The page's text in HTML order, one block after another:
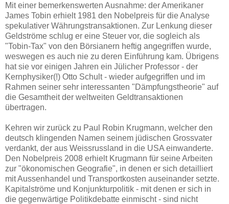
Mit einer bemerkenswerten Ausnahme: der Amerikaner
James Tobin erhielt 1981 den Nobelpreis für die Analyse
spekulativer Währungstransaktionen. Zur Lenkung dieser
Geldströme schlug er eine Steuer vor, die sogleich als
"Tobin-Tax" von den Börsianern heftig angegriffen wurde,
weswegen es auch nie zu deren Einführung kam. Übrigens
hat sie vor einigen Jahren ein Jülicher Professor - der
Kernphysiker(!) Otto Schult - wieder aufgegriffen und im
Rahmen seiner sehr interessanten "Dämpfungstheorie" auf
die Gesamtheit der weltweiten Geldtransaktionen
übertragen.
Kehren wir zurück zu Paul Robin Krugmann, welcher den
deutsch klingenden Namen seinem jüdischen Grossvater
verdankt, der aus Weissrussland in die USA einwanderte.
Den Nobelpreis 2008 erhielt Krugmann für seine Arbeiten
zur "ökonomischen Geografie", in denen er sich detailliert
mit Aussenhandel und Transportkosten auseinander setzte.
Kapitalströme und Konjunkturpolitik - mit denen er sich in
die gegenwärtige Politikdebatte einmischt - sind nicht